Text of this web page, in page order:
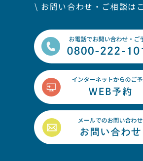
\ お問い合わせ・ご相談は